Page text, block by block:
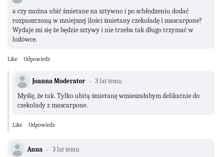
a czy można ubić śmietane na sztywno i po schłodzeniu dodać
rozpuszczoną w mniejszej ilości śmietany czekoladę i mascarpone?
Wydaje mi się że będzie sztywy i nie trzeba tak długo trzymać w
lodówce.
Like Odpowiedz
Joanna Moderator 3 lat temu
Myślę, że tak. Tylko ubitą śmietanę wmieszałabym delikatnie do
czekolady z mascarpone.
Like Odpowiedz
Anna 3 lat temu